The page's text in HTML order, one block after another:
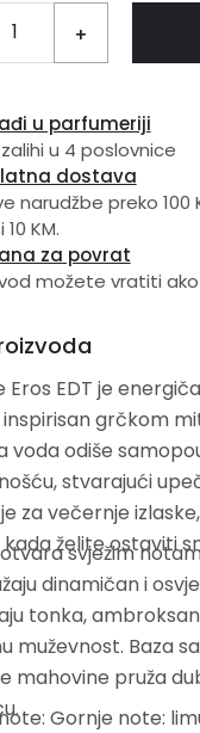
+
u parfumeriji
u 4 poslovnice
dostava
narudžbe preko 100
KM.
za povrat
možete vratiti
Eros EDT je
grčkom
voda odiše
stvarajući
za večernje
želite ostaviti
svježim
dinamičan i
tonka,
muževnost. Baza
mahovine pruža
Gornje note: